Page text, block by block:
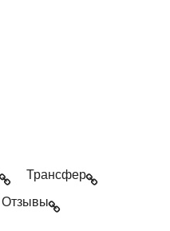
Трансфер
Отзывы